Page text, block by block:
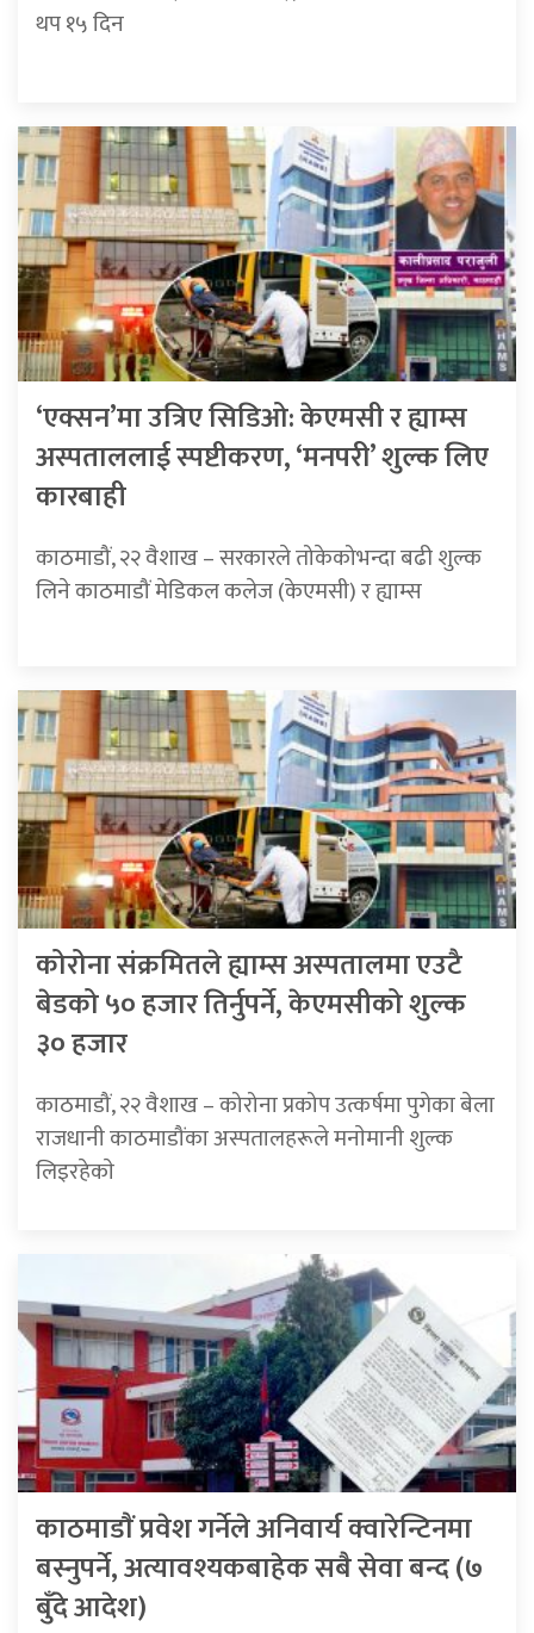
थप १५ दिन
‘एक्सन’मा उत्रिए सिडिओ: केएमसी र ह्याम्स
अस्पताललाई स्पष्टीकरण, ‘मनपरी’ शुल्क लिए
कारबाही
काठमाडौं, २२ वैशाख – सरकारले तोकेकोभन्दा बढी शुल्क
लिने काठमाडौं मेडिकल कलेज (केएमसी) र ह्याम्स
कोरोना संक्रमितले ह्याम्स अस्पतालमा एउटै
बेडको ५० हजार तिर्नुपर्ने, केएमसीको शुल्क
३० हजार
काठमाडौं, २२ वैशाख – कोरोना प्रकोप उत्कर्षमा पुगेका बेला
राजधानी काठमाडौंका अस्पतालहरूले मनाेमानी शुल्क
लिइरहेकाे
काठमाडाैं प्रवेश गर्नेले अनिवार्य क्वारेन्टिनमा
बस्नुपर्ने, अत्यावश्यकबाहेक सबै सेवा बन्द (७
बुँदे आदेश)